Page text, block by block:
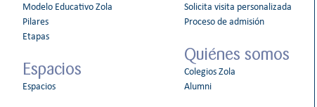
Modelo Educativo Zola
Pilares
Etapas
Espacios
Espacios
Solicita visita personalizada
Proceso de admisión
Quiénes somos
Colegios Zola
Alumni